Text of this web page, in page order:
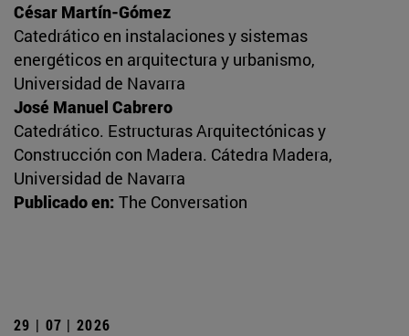
César Martín-Gómez
Catedrático en instalaciones y sistemas
energéticos en arquitectura y urbanismo,
Universidad de Navarra
José Manuel Cabrero
Catedrático. Estructuras Arquitectónicas y
Construcción con Madera. Cátedra Madera,
Universidad de Navarra
Publicado en: The Conversation
29 | 07 | 2026